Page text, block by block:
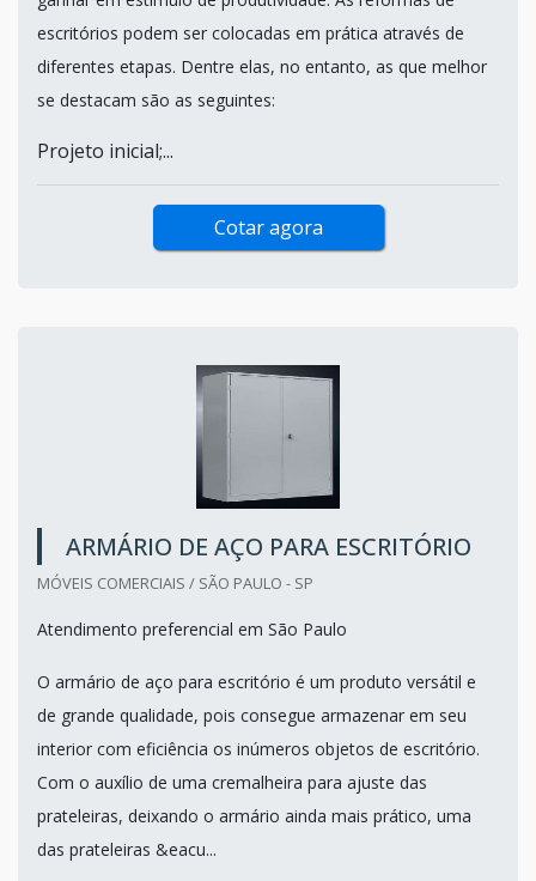
escritórios podem ser colocadas em prática através de
diferentes etapas. Dentre elas, no entanto, as que melhor
se destacam são as seguintes:
Projeto inicial;...
Cotar agora
ARMÁRIO DE AÇO PARA ESCRITÓRIO
MÓVEIS COMERCIAIS / SÃO PAULO - SP
Atendimento preferencial em São Paulo
O armário de aço para escritório é um produto versátil e
de grande qualidade, pois consegue armazenar em seu
interior com eficiência os inúmeros objetos de escritório.
Com o auxílio de uma cremalheira para ajuste das
prateleiras, deixando o armário ainda mais prático, uma
das prateleiras &eacu...